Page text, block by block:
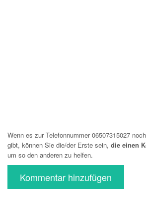
Wenn es zur Telefonnummer 06507315027
gibt, können Sie die/der Erste sein, die einen
um so den anderen zu helfen.
Kommentar hinzufügen